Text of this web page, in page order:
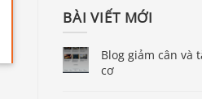
BÀI VIẾT MỚI
Blog giảm cân và
cơ